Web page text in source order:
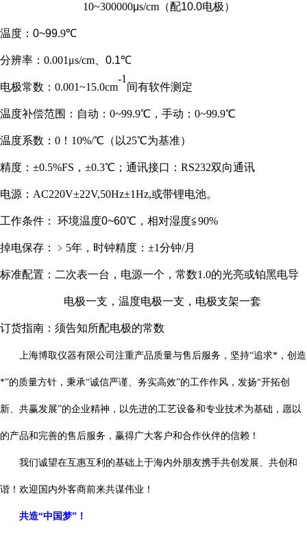
10~300000μs/cm （配10.0电极）
温度： 0~99.9℃
分辨率：0.001 μs/cm 0.1℃
电极常数：0.001~15.0cm
-1
间有软件测定
温度补偿范围：自动：0~99.9℃，手动：0~99.9℃
温度系数：0！10%/℃（以25℃为基准）
精度：±0.5%FS，±0.3℃；通讯接口：RS232双向通讯
电源：AC220V±22V,50Hz±1Hz,或带锂电池。
工作条件： 环境温度0~60℃，相对湿度≦90%
掉电保存：﹥5年，时钟精度：±1分钟/月
标准配置：二次表一台，电源一个，常数1.0的光亮或铂黑电导
电极一支，温度电极一支，电极支架一套
订货指南：须告知所配电极的常数
上海博取仪器有限公司注重产品质量与售后服务，坚持“追求*，创造
*”的质量方针，秉承“诚信严谨、务实高效”的工作作风，发扬“开拓创
新、共赢发展”的企业精神，以先进的工艺设备和专业技术为基础，愿以
的产品和完善的售后服务，赢得广大客户和合作伙伴的信赖！
我们诚望在互惠互利的基础上于海内外朋友携手共创发展、共创和
谐！欢迎国内外客商前来共谋伟业！
共造“中国梦”！